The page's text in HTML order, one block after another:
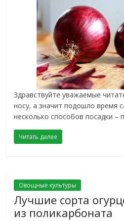
Здравствуйте уважаемые
носу, а значит подошло время
несколько способов посадки –
Читать далее
Овощные культуры
Лучшие сорта
из поликарбоната